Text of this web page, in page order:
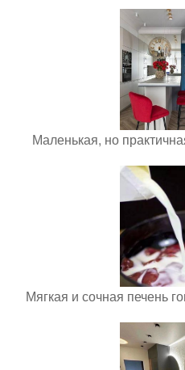
Маленькая, но
Мягкая и сочная печень